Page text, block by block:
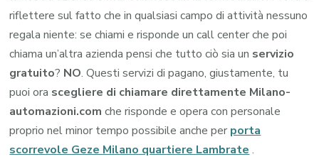
riflettere sul fatto che in qualsiasi campo di attività nessuno
regala niente: se chiami e risponde un call center che poi
chiama un’altra azienda pensi che tutto ciò sia un servizio
gratuito? NO. Questi servizi di pagano, giustamente, tu
puoi ora scegliere di chiamare direttamente Milano-
automazioni.com che risponde e opera con personale
proprio nel minor tempo possibile anche per porta
scorrevole Geze Milano quartiere Lambrate .